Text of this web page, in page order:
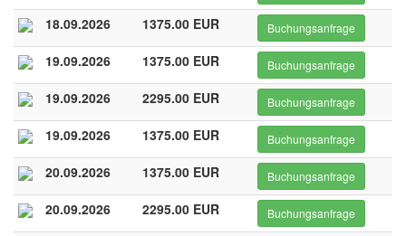
18.09.2026 1375.00 EUR Buchungsanfrage
19.09.2026 1375.00 EUR Buchungsanfrage
19.09.2026 2295.00 EUR Buchungsanfrage
19.09.2026 1375.00 EUR Buchungsanfrage
20.09.2026 1375.00 EUR Buchungsanfrage
20.09.2026 2295.00 EUR Buchungsanfrage